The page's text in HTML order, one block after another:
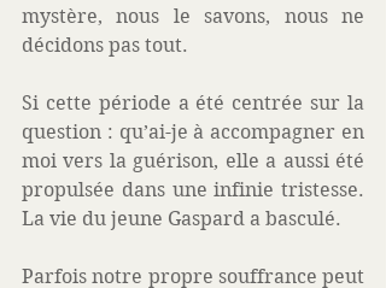
mystère, nous le savons, nous ne
décidons pas tout.
Si cette période a été centrée sur la
question : qu’ai-je à accompagner en
moi vers la guérison, elle a aussi été
propulsée dans une infinie tristesse.
La vie du jeune Gaspard a basculé.
Parfois notre propre souffrance peut